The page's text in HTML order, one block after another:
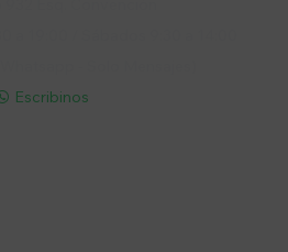
Escribinos